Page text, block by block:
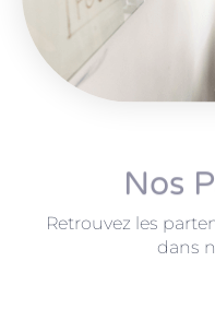
Nos
Retrouvez les
dans